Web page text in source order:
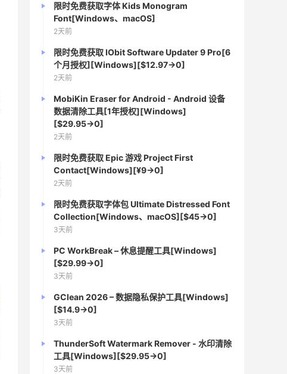
限时免费获取字体 Kids Monogram
Font[Windows、macOS]
2天前
限时免费获取 IObit Software Updater 9 Pro[6
个月授权][Windows][$12.97→0]
2天前
MobiKin Eraser for Android - Android 设备
数据清除工具[1年授权][Windows]
[$29.95→0]
2天前
限时免费获取 Epic 游戏 Project First
Contact[Windows][¥9→0]
2天前
限时免费获取字体包 Ultimate Distressed Font
Collection[Windows、macOS][$45→0]
3天前
PC WorkBreak – 休息提醒工具[Windows]
[$29.99→0]
3天前
GClean 2026 – 数据隐私保护工具[Windows]
[$14.9→0]
3天前
ThunderSoft Watermark Remover - 水印清除
工具[Windows][$29.95→0]
3天前